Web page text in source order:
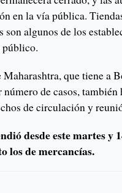
en la vía pública.
son algunos de los
público.
Maharashtra, que tiene a
de casos, también
de circulación y
desde este martes y
los de mercancías.